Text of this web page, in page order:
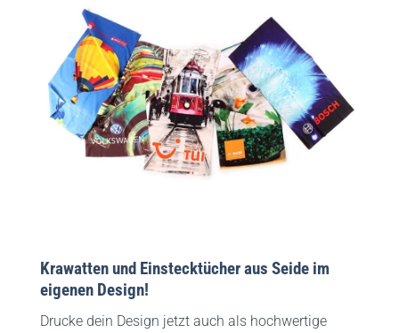
Krawatten und Einstecktücher aus Seide im
eigenen Design!
Drucke dein Design jetzt auch als hochwertige